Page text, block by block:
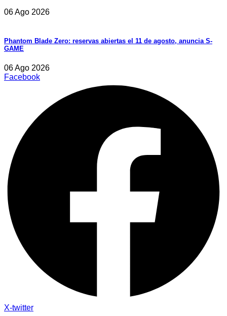
06 Ago 2026
Phantom Blade Zero: reservas abiertas el 11 de agosto, anuncia S-
GAME
06 Ago 2026
Facebook
X-twitter